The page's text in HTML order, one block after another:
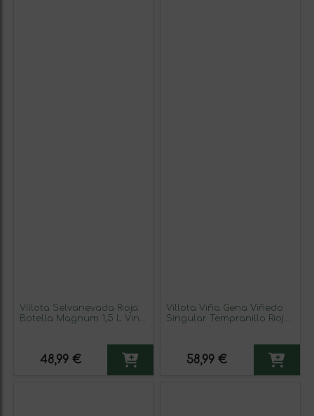
Villota Selvanevada Rioja
Botella Magnum 1,5 L Vino
48,99 €
Villota Viña Gena Viñedo
Singular Tempranillo Rioja
58,99 €